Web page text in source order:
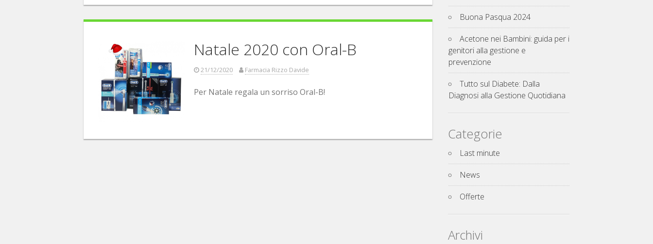
Natale 2020 con Oral-B
21/12/2020 Farmacia Rizzo Davide
Per Natale regala un sorriso Oral-B!
Buona Pasqua 2024
Acetone nei Bambini: guida per i
genitori alla gestione e
prevenzione
Tutto sul Diabete: Dalla
Diagnosi alla Gestione Quotidiana
Categorie
Last minute
News
Offerte
Archivi